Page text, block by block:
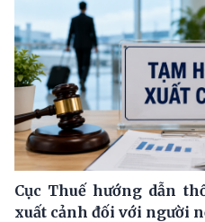
Cục Thuế hướng dẫn
xuất cảnh đối với người